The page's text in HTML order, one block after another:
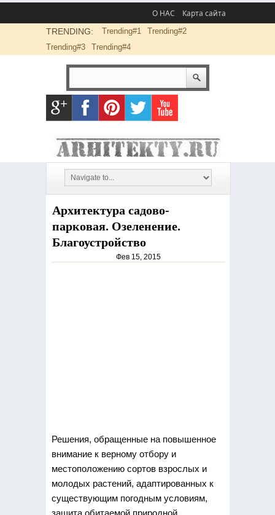
О НАС Карта сайта
TRENDING: Trending#1
Trending#2
Trending#3
Trending#4
Архитектура садово-
парковая. Озеленение.
Благоустройство
Фев 15, 2015
Решения, обращенные на повышенное
внимание к верному отбору и
местоположению сортов взрослых и
молодых растений, адаптированных к
существующим погоднымусловиям,
защита обитаемой природной